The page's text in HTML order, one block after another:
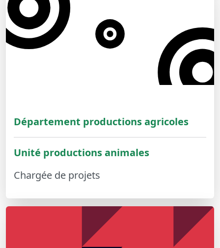
Département productions agricoles
Unité productions animales
Chargée de projets